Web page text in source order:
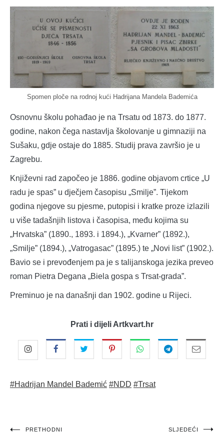
Spomen ploče na rodnoj kući Hadrijana Mandela Bademića
Osnovnu školu pohađao je na Trsatu od 1873. do 1877.
godine, nakon čega nastavlja školovanje u gimnaziji na
Sušaku, gdje ostaje do 1885. Studij prava završio je u
Zagrebu.
Književni rad započeo je 1886. godine objavom crtice „U
radu je spas” u dječjem časopisu „Smilje”. Tijekom
godina njegove su pjesme, putopisi i kratke proze izlazili
u više tadašnjih listova i časopisa, među kojima su
„Hrvatska” (1890., 1893. i 1894.), „Kvarner” (1892.),
„Smilje” (1894.), „Vatrogasac” (1895.) te „Novi list” (1902.).
Bavio se i prevođenjem pa je s talijanskoga jezika preveo
roman Pietra Degana „Biela gospa s Trsat-grada”.
Preminuo je na današnji dan 1902. godine u Rijeci.
Prati i dijeli Artkvart.hr
#Hadrijan Mandel Bademić #NDD #Trsat
PRETHODNI SLJEDEĆI